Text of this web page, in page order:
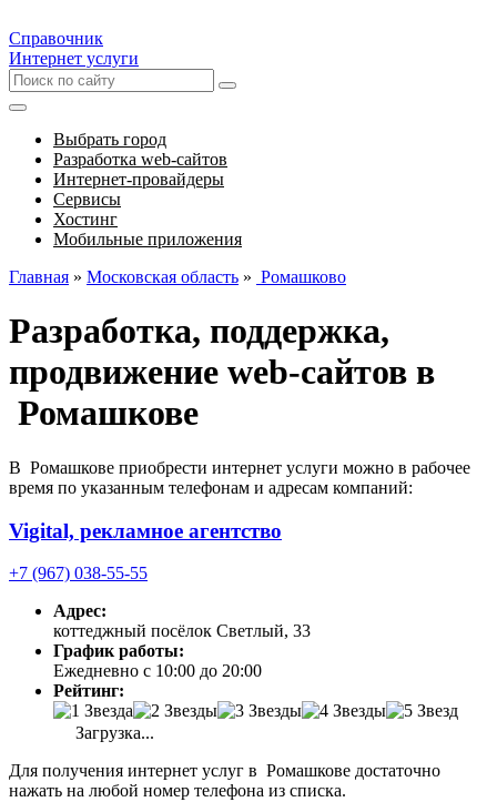
Справочник
Интернет услуги
Выбрать город
Разработка web-сайтов
Интернет-провайдеры
Сервисы
Хостинг
Мобильные приложения
Главная » Московская область » Ромашково
Разработка, поддержка,
продвижение web-сайтов в
Ромашкове
В Ромашкове приобрести интернет услуги можно в рабочее
время по указанным телефонам и адресам компаний:
Vigital, рекламное агентство
+7 (967) 038-55-55
Адрес:
коттеджный посёлок Светлый, 33
График работы:
Ежедневно с 10:00 до 20:00
Рейтинг:
Загрузка...
Для получения интернет услуг в Ромашкове достаточно
нажать на любой номер телефона из списка.